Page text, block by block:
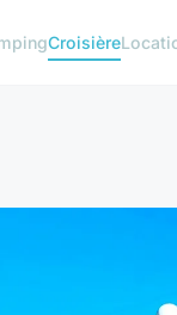
Croisière